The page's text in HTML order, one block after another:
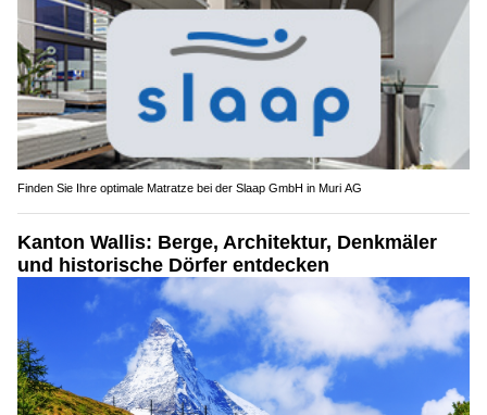
Finden Sie Ihre optimale Matratze bei der Slaap GmbH in Muri AG
Kanton Wallis: Berge, Architektur, Denkmäler
und historische Dörfer entdecken